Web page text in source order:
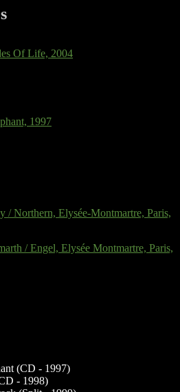
Of Life, 2004
1997
Northern, Elysée-Montmartre, Paris,
/ Engel, Elysée Montmartre, Paris,
(CD - 1997)
- 1998)